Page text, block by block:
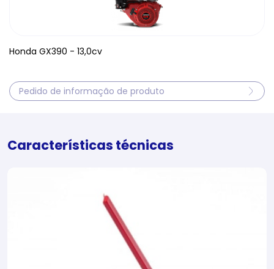
Honda GX390 - 13,0cv
Pedido de informação de produto
Características técnicas